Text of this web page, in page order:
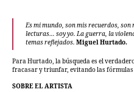
Es mi mundo, son mis recuerdos,
lecturas… soy yo. La guerra, la
temas reflejados. Miguel Hurtado.
Para Hurtado, la búsqueda es el
fracasar y triunfar, evitando las fórmulas
SOBRE EL ARTISTA